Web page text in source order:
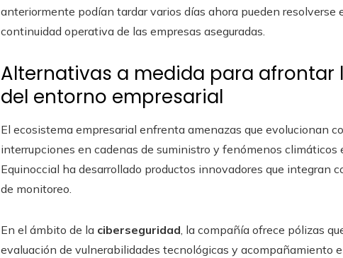
anteriormente podían tardar varios días ahora pueden resolverse
continuidad operativa de las empresas aseguradas.
Alternativas a medida para afrontar
del entorno empresarial
El ecosistema empresarial enfrenta amenazas que evolucionan
interrupciones en cadenas de suministro y fenómenos climáticos
Equinoccial ha desarrollado productos innovadores que integran
de monitoreo.
En el ámbito de la ciberseguridad, la compañía ofrece pólizas
evaluación de vulnerabilidades tecnológicas y acompañamiento